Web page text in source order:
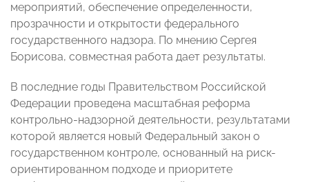
мероприятий, обеспечение определенности,
прозрачности и открытости федерального
государственного надзора. По мнению Сергея
Борисова, совместная работа дает результаты.
В последние годы Правительством Российской
Федерации проведена масштабная реформа
контрольно-надзорной деятельности, результатами
которой является новый Федеральный закон о
государственном контроле, основанный на риск-
ориентированном подходе и приоритете